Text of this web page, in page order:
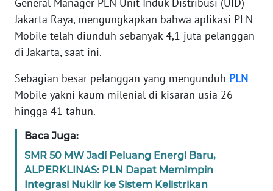
Jakarta Raya, mengungkapkan bahwa aplikasi PLN
Mobile telah diunduh sebanyak 4,1 juta pelanggan
di Jakarta, saat ini.
Sebagian besar pelanggan yang mengunduh PLN
Mobile yakni kaum milenial di kisaran usia 26
hingga 41 tahun.
Baca Juga:
SMR 50 MW Jadi Peluang Energi Baru,
ALPERKLINAS: PLN Dapat Memimpin
Integrasi Nuklir ke Sistem Kelistrikan
REDAKSI
DISCLAIMER
Wahana
Regional
WN
SUMUT